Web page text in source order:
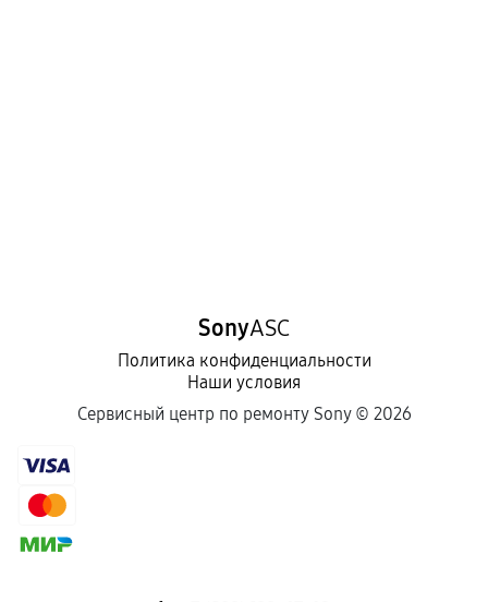
отдельных условиях.
Если комплектующие куплены
сохраняться полностью или частично, если
соблюдены следующие условия:
SonyASC
Политика конфиденциальности
Наши условия
Сервисный центр по ремонту Sony © 2026